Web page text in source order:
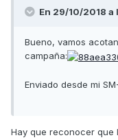
En 29/10/2018 a
Bueno, vamos
campaña:
Enviado desde mi
Hay que reconocer que